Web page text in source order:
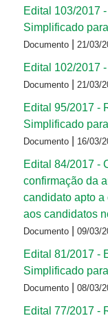
Edital 103/2017
Simplificado
Documento 21/03/
Edital 102/2017
Documento 21/03/
Edital 95/2017 -
Simplificado
Documento 16/03/
Edital 84/2017 -
confirmação da
candidato apto a
aos candidatos
Documento 09/03/
Edital 81/2017 -
Simplificado
Documento 08/03/
Edital 77/2017 -